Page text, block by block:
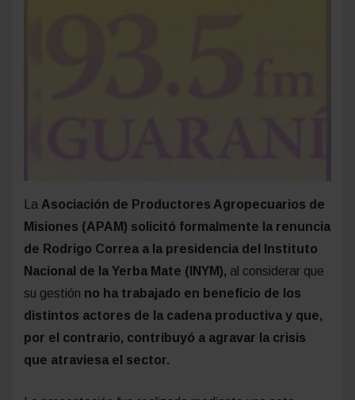
La Asociación de Productores Agropecuarios de
Misiones (APAM) solicitó formalmente la renuncia
de Rodrigo Correa a la presidencia del Instituto
Nacional de la Yerba Mate (INYM), al considerar que
su gestión no ha trabajado en beneficio de los
distintos actores de la cadena productiva y que,
por el contrario, contribuyó a agravar la crisis
que atraviesa el sector.